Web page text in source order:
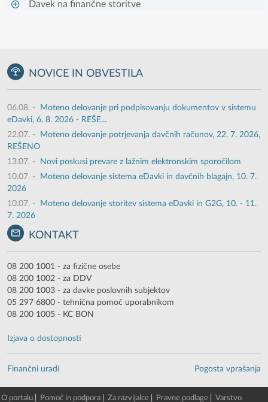
Davek na finančne storitve
NOVICE IN OBVESTILA
06.08. -
Moteno delovanje pri podpisovanju dokumentov v sistemu
eDavki, 6. 8. 2026 - REŠE...
22.07. -
Moteno delovanje potrjevanja davčnih računov, 22. 7. 2026,
REŠENO
13.07. -
Novi poskusi prevare z lažnim elektronskim sporočilom
10.07. -
Moteno delovanje sistema eDavki in davčnih blagajn, 10. 7.
2026
10.07. -
Moteno delovanje storitev sistema eDavki in G2G, 10. - 11.
7. 2026
KONTAKT
08 200 1001 - za fizične osebe
08 200 1002 - za DDV
08 200 1003 - za davke poslovnih subjektov
05 297 6800 - tehnična pomoč uporabnikom
08 200 1005 - KC BON
Izjava o dostopnosti
Finančni uradi Pogosta vprašanja
O portalu Pomoč in podpora Za razvijalce Pravne podlage Varstvo